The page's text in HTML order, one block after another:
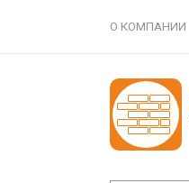
О КОМПАНИИ